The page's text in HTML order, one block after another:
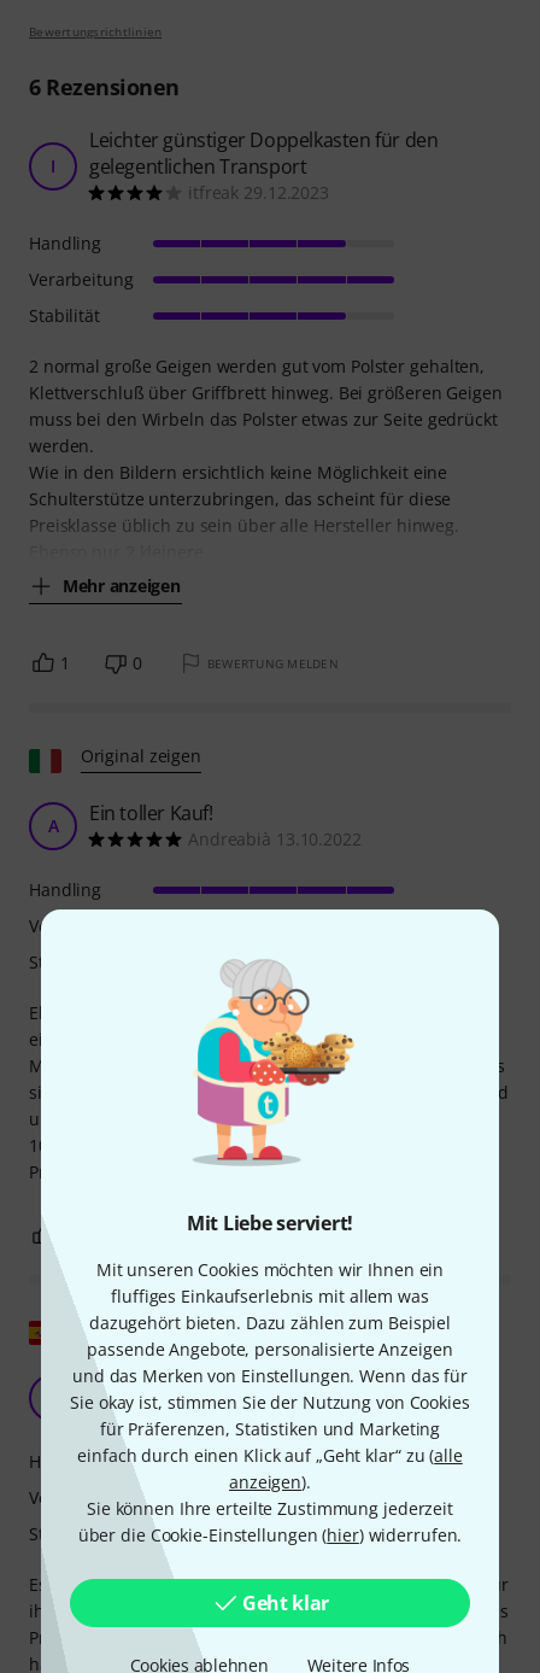
Mit Liebe serviert!
Mit unseren Cookies möchten wir Ihnen ein
fluffiges Einkaufserlebnis mit allem was
dazugehört bieten. Dazu zählen zum Beispiel
passende Angebote, personalisierte Anzeigen
und das Merken von Einstellungen. Wenn das für
Sie okay ist, stimmen Sie der Nutzung von Cookies
für Präferenzen, Statistiken und Marketing
einfach durch einen Klick auf „Geht klar“ zu (alle
anzeigen).
Sie können Ihre erteilte Zustimmung jederzeit
über die Cookie-Einstellungen (hier) widerrufen.
Geht klar
Cookies ablehnen Weitere Infos
Bewertungsrichtlinien
6Rezensionen
I
Leichter günstiger Doppelkasten für den
gelegentlichen Transport
itfreak 29.12.2023
2 normal große Geigen werden gut vom Polster gehalten,
Klettverschluß über Griffbrett hinweg. Bei größeren Geigen
muss bei den Wirbeln das Polster etwas zur Seite gedrückt
werden.
Wie in den Bildern ersichtlich keine Möglichkeit eine
Schulterstütze unterzubringen, das scheint für diese
Preisklasse üblich zu sein über alle Hersteller hinweg.
Mehr anzeigen
Handling
Verarbeitung
Stabilität
1 0 BEWERTUNG MELDEN
Original zeigen
A Ein toller Kauf!
Andreabià 13.10.2022
Ehrlich gesagt habe ich diese Doppelhülle gekauft, weil sie
eine der günstigsten (wenn nicht sogar die günstigste) der
Marke BAM war, die für ihre Zuverlässigkeit bekannt ist. Als
sie ankam, war ich total überrascht, wie bequem, leicht und
unglaublich hochwertig sie ist! Ich würde ihr am liebsten
10.000 Sterne geben – sie ist wirklich ein großartiges
Produkt.
Handling
Verarbeitung
Stabilität
BEWERTUNG MELDEN
Original zeigen
Gutes Preis-Leistungs-Verhältnis.
Bernués 11.09.2022
Es wurde höchste Zeit für eine doppelseitige Tasche, die für
ihre Qualität nicht zu teuer ist. Diese hier hat ein sehr gutes
Preis-Leistungs-Verhältnis, die Maße wurden angepasst (ich
hatte 20 Jahre lang ein Vorgängermodell), sie ist immer
Handling
Verarbeitung
Stabilität